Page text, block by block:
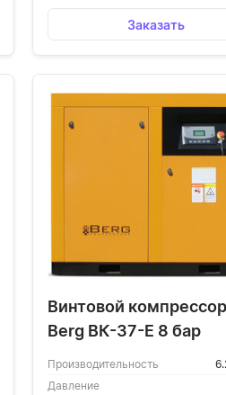
Заказать
Винтовой компрессор
Berg ВК-37-Е 8 бар
Производительность
Давление